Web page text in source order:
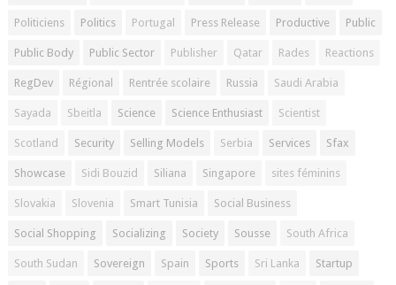
Politiciens Politics Portugal Press Release Productive Public
Public Body Public Sector Publisher Qatar Rades Reactions
RegDev Régional Rentrée scolaire Russia Saudi Arabia
Sayada Sbeitla Science Science Enthusiast Scientist
Scotland Security Selling Models Serbia Services Sfax
Showcase Sidi Bouzid Siliana Singapore sites féminins
Slovakia Slovenia Smart Tunisia Social Business
Social Shopping Socializing Society Sousse South Africa
South Sudan Sovereign Spain Sports Sri Lanka Startup